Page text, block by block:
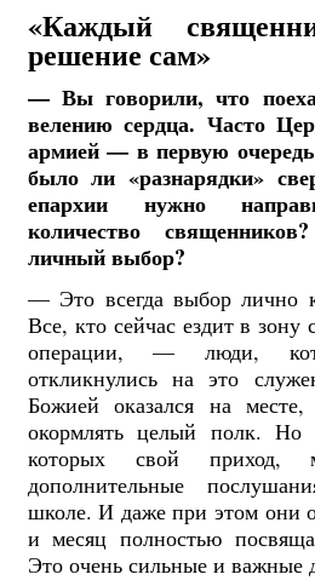
«Каждый
решение сам»
— Вы говорили, что
велению сердца. Часто
армией — в первую
было ли «разнарядки»
епархии нужно
количество
личный выбор?
— Это всегда выбор лично
Все, кто сейчас ездит в зону
операции, — люди,
откликнулись на это
Божией оказался на месте,
окормлять целый полк. Но
которых свой приход,
дополнительные
школе. И даже при этом они
и месяц полностью
Это очень сильные и важные